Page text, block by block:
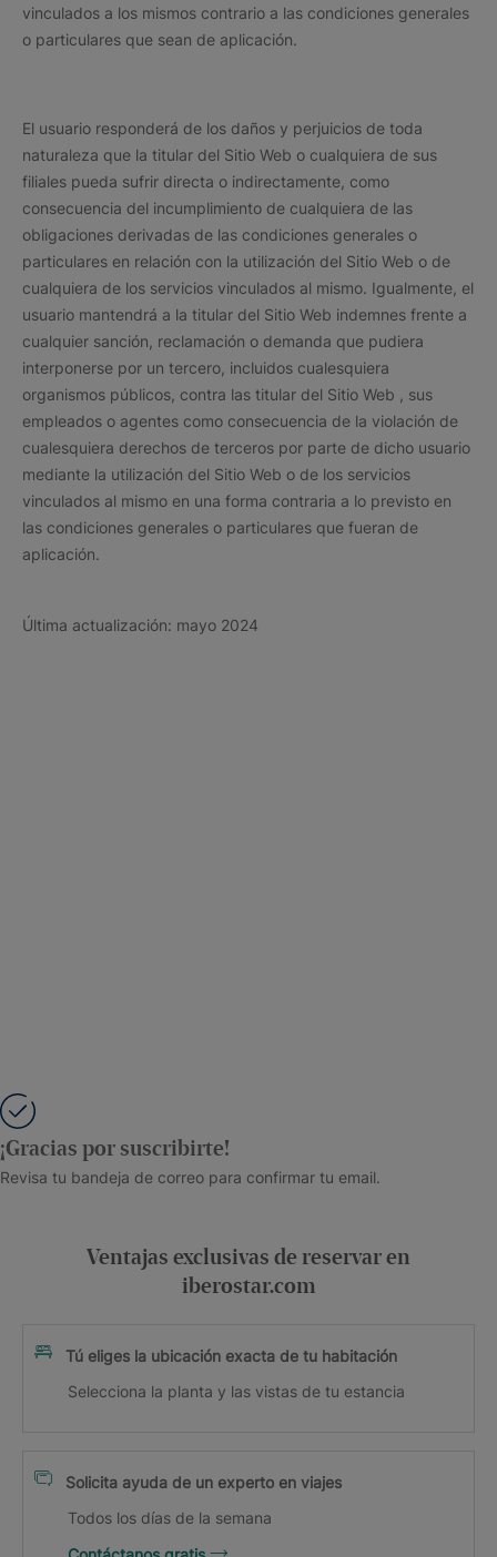
vinculados a los mismos contrario a las condiciones generales
o particulares que sean de aplicación.
El usuario responderá de los daños y perjuicios de toda
naturaleza que la titular del Sitio Web o cualquiera de sus
filiales pueda sufrir directa o indirectamente, como
consecuencia del incumplimiento de cualquiera de las
obligaciones derivadas de las condiciones generales o
particulares en relación con la utilización del Sitio Web o de
cualquiera de los servicios vinculados al mismo. Igualmente, el
usuario mantendrá a la titular del Sitio Web indemnes frente a
cualquier sanción, reclamación o demanda que pudiera
interponerse por un tercero, incluidos cualesquiera
organismos públicos, contra las titular del Sitio Web , sus
empleados o agentes como consecuencia de la violación de
cualesquiera derechos de terceros por parte de dicho usuario
mediante la utilización del Sitio Web o de los servicios
vinculados al mismo en una forma contraria a lo previsto en
las condiciones generales o particulares que fueran de
aplicación.
Última actualización: mayo 2024
¡Gracias por suscribirte!
Revisa tu bandeja de correo para confirmar tu email.
Ventajas exclusivas de reservar en
iberostar.com
Tú eliges la ubicación exacta de tu habitación
Selecciona la planta y las vistas de tu estancia
Solicita ayuda de un experto en viajes
Todos los días de la semana